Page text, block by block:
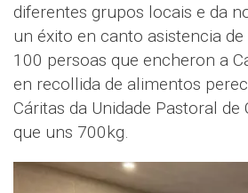
diferentes grupos locais e da
un éxito en canto asistencia
100 persoas que encheron a
en recollida de alimentos
Cáritas da Unidade Pastoral de
que uns 700kg.